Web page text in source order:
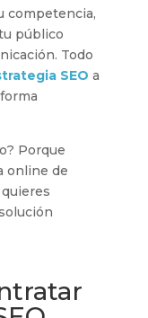
competencia,
público
Todo
SEO a
Porque
online de